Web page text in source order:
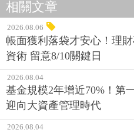
相關文章
2026.08.06
帳面獲利落袋才安心！理
資術 留意8/10關鍵日
2026.08.04
基金規模2年增近70%！第
迎向大資產管理時代
2026.08.04